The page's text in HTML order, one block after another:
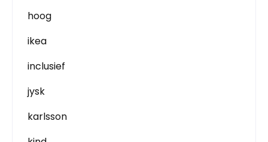
hoog
ikea
inclusief
jysk
karlsson